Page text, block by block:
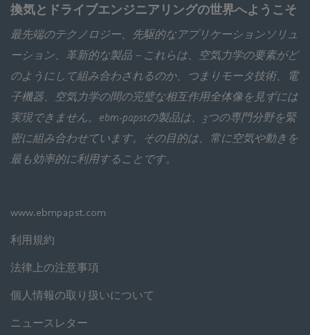
換気とドライブエンジニアリングの世界へようこそ
最先端のテクノロジー、先駆的なアプリケーションソリュ
ーション、革新的な製品－これらは、空気力学の要素がど
のようにして組み合わされるのか、つまりモータ技術、電
子機器、空気力学の間の完璧な相互作用全体像を見ずには
実現できません。ebm‑papstの製品は、3つの専門分野を緊
密に組み合わせています。その目的は、常に空気や動きを
最も効率的に利用することです。
www.ebmpapst.com
利用規約
法律上の注意事項
個人情報の取り扱いについて
ニュースレター